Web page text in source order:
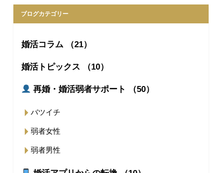
ブログカテゴリー
婚活コラム （21）
婚活トピックス （10）
再婚・婚活弱者サポート （50）
バツイチ
弱者女性
弱者男性